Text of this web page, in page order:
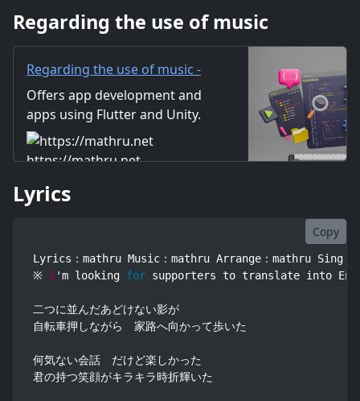
目がクラクラして 長いこの畦道
が一瞬に思えた Oh I am tee
Regarding the use of music
Regarding the use of music -
mathru.net | App
Development with Flutter,
Unity/Music and Video
Production/Material
Distribution
Offers app development and
apps using Flutter and Unity.
Includes information on music
and videos created by the
images and video materials.
We also accept orders for
https://mathru.net
Lyrics
Copy
Lyrics：mathru Music：mathru Arrange：mathru Sing：
※ I 'm looking for supporters to translate into
二つに並んだあどけない影が
自転車押しながら　家路へ向かって歩いた
何気ない会話　だけど楽しかった
君の持つ笑顔がキラキラ時折輝いた